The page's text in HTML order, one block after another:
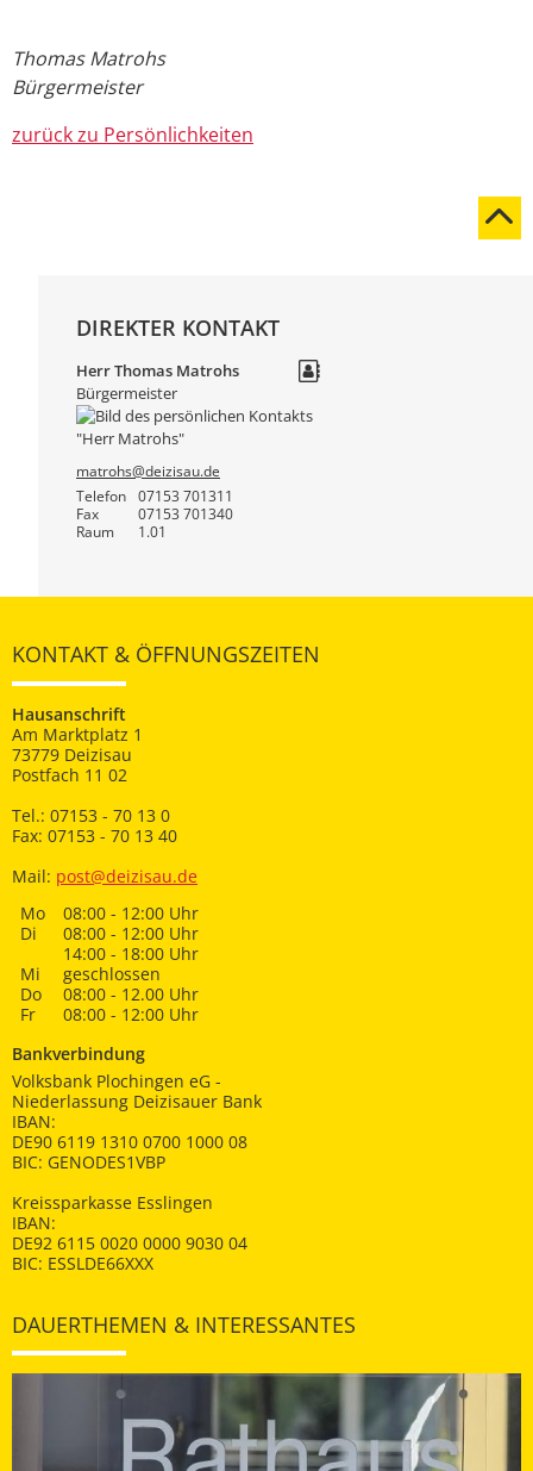
Thomas Matrohs
Bürgermeister
zurück zu Persönlichkeiten
DIREKTER KONTAKT
HerrThomas Matrohs
Bürgermeister
matrohs@deizisau.de
Telefon
07153 701311
Fax 07153 701340
Raum 1.01
KONTAKT & ÖFFNUNGSZEITEN
Hausanschrift
Am Marktplatz 1
73779 Deizisau
Postfach 11 02
Tel.: 07153 - 70 13 0
Fax: 07153 - 70 13 40
Mail: post@deizisau.de
Mo
08:00 - 12:00 Uhr
Di
08:00 - 12:00 Uhr
14:00 - 18:00 Uhr
Mi
geschlossen
Do
08:00 - 12.00 Uhr
Fr
08:00 - 12:00 Uhr
Bankverbindung
Volksbank Plochingen eG -
Niederlassung Deizisauer Bank
IBAN:
DE90 6119 1310 0700 1000 08
BIC: GENODES1VBP
Kreissparkasse Esslingen
IBAN:
DE92 6115 0020 0000 9030 04
BIC: ESSLDE66XXX
DAUERTHEMEN & INTERESSANTES